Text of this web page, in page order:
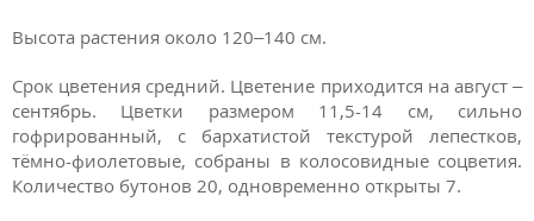
Высота растения около 120–140 см.
Срок цветения средний. Цветение приходится на август –
сентябрь. Цветки размером 11,5-14 см, сильно
гофрированный, с бархатистой текстурой лепестков,
тёмно-фиолетовые, собраны в колосовидные соцветия.
Количество бутонов 20, одновременно открыты 7.